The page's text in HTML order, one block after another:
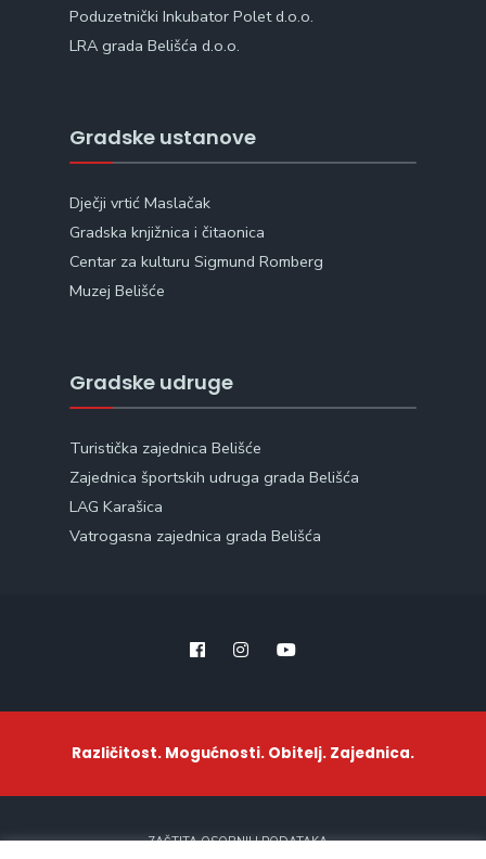
Poduzetnički Inkubator Polet d.o.o.
LRA grada Belišća d.o.o.
Gradske ustanove
Dječji vrtić Maslačak
Gradska knjižnica i čitaonica
Centar za kulturu Sigmund Romberg
Muzej Belišće
Gradske udruge
Turistička zajednica Belišće
Zajednica športskih udruga grada Belišća
LAG Karašica
Vatrogasna zajednica grada Belišća
Različitost. Mogućnosti. Obitelj. Zajednica.
ZAŠTITA OSOBNIH PODATAKA